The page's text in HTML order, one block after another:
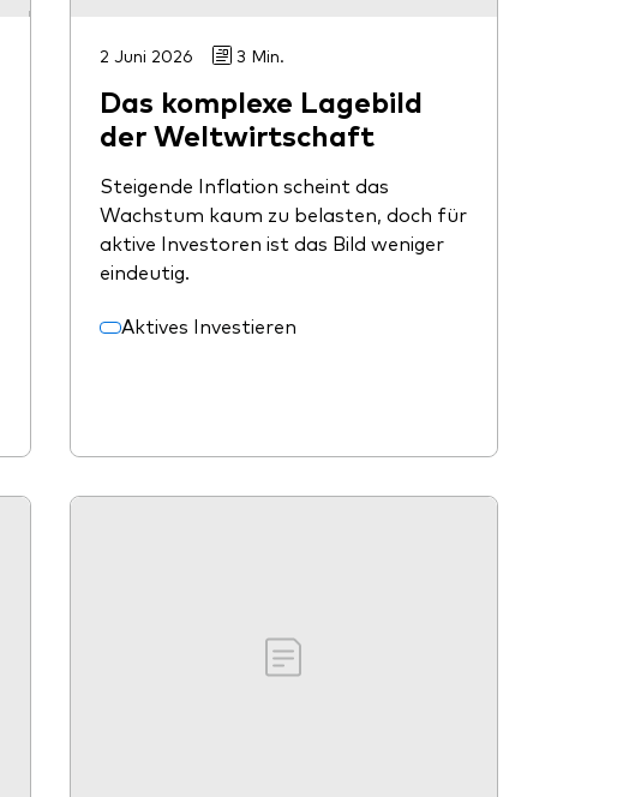
2 Juni 2026 3 Min.
Das komplexe Lagebild
der Weltwirtschaft
Steigende Inflation scheint das
Wachstum kaum zu belasten, doch für
aktive Investoren ist das Bild weniger
eindeutig.
Aktives Investieren